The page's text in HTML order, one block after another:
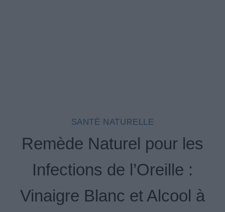
SANTÉ NATURELLE
Remède Naturel pour les
Infections de l’Oreille :
Vinaigre Blanc et Alcool à